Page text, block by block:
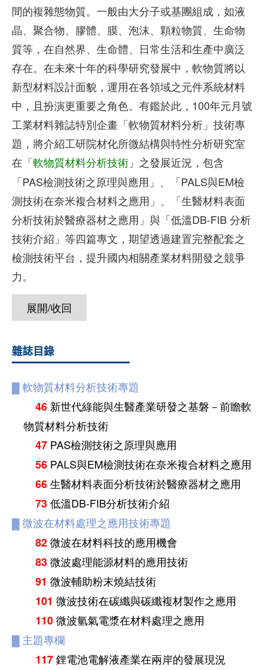
間的複雜態物質。一般由大分子或基團組成，如液
晶、聚合物、膠體、膜、泡沫、顆粒物質、生命物
質等，在自然界、生命體、日常生活和生產中廣泛
存在。在未來十年的科學研究發展中，軟物質將以
新型材料設計面貌，運用在各領域之元件系統材料
中，且扮演更重要之角色。有鑑於此，100年元月號
工業材料雜誌特別企畫「軟物質材料分析」技術專
題，將介紹工研院材化所微結構與特性分析研究室
在「軟物質材料分析技術 」之發展近況，包含
「PAS檢測技術之原理與應用」、「PALS與EM檢
測技術在奈米複合材料之應用」、「生醫材料表面
分析技術於醫療器材之應用」與「低溫DB-FIB 分析
技術介紹」等四篇專文，期望透過建置完整配套之
檢測技術平台，提升國內相關產業材料開發之競爭
力。
展開/收回
雜誌目錄
▓軟物質材料分析技術專題
46 新世代綠能與生醫產業研發之基磐－前瞻軟
物質材料分析技術
47 PAS檢測技術之原理與應用
56 PALS與EM檢測技術在奈米複合材料之應用
66生醫材料表面分析技術於醫療器材之應用
73低溫DB-FIB分析技術介紹
▓微波在材料處理之應用技術專題
82微波在材料科技的應用機會
83微波處理能源材料的應用技術
91 微波輔助粉末燒結技術
101 微波技術在碳纖與碳纖複材製作之應用
110微波氫氣電漿在材料處理之應用
▓ 主題專欄
117鋰電池電解液產業在兩岸的發展現況